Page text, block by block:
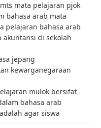
mata pelajaran pjok
bahasa arab mata
pelajaran bahasa arab
di sekolah
jepang
kewarganegaraan
mulok bersifat
bahasa arab
agar siswa